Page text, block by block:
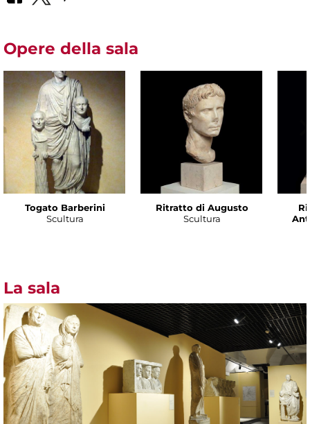
Opere della sala
Togato Barberini
Scultura
Ritratto di Augusto
Scultura
La sala